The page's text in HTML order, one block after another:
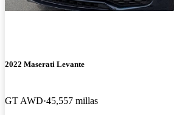
2022 Maserati Levante
GT AWD 45,557 millas